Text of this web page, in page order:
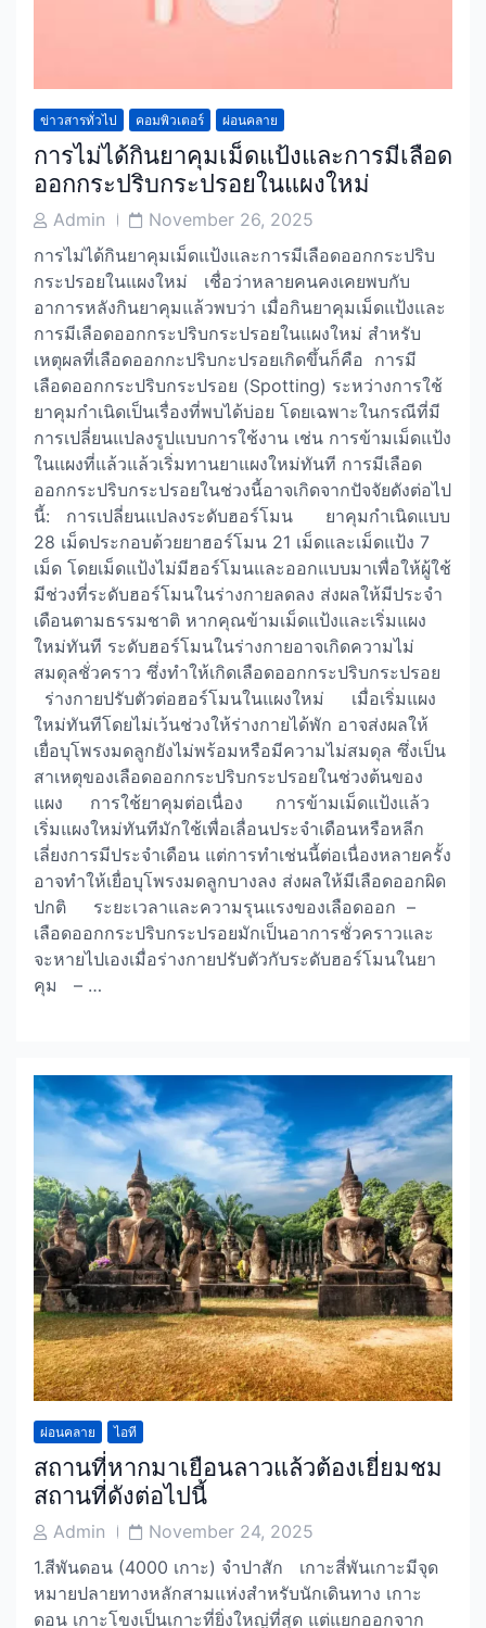
ข่าวสารทั่วไป คอมพิวเตอร์ ผ่อนคลาย
การไม่ได้กินยาคุมเม็ดแป้งและการมีเลือด
ออกกระปริบกระปรอยในแผงใหม่
PostAdmin
PostNovember 26, 2025
การไม่ได้กินยาคุมเม็ดแป้งและการมีเลือดออกกระปริบ
กระปรอยในแผงใหม่ เชื่อว่าหลายคนคงเคยพบกับ
อาการหลังกินยาคุมแล้วพบว่า เมื่อกินยาคุมเม็ดแป้งและ
การมีเลือดออกกระปริบกระปรอยในแผงใหม่ สำหรับ
เหตุผลที่เลือดออกกะปริบกะปรอยเกิดขึ้นก็คือ การมี
เลือดออกกระปริบกระปรอย (Spotting) ระหว่างการใช้
ยาคุมกำเนิดเป็นเรื่องที่พบได้บ่อย โดยเฉพาะในกรณีที่มี
การเปลี่ยนแปลงรูปแบบการใช้งาน เช่น การข้ามเม็ดแป้ง
ในแผงที่แล้วแล้วเริ่มทานยาแผงใหม่ทันที การมีเลือด
ออกกระปริบกระปรอยในช่วงนี้อาจเกิดจากปัจจัยดังต่อไป
นี้: การเปลี่ยนแปลงระดับฮอร์โมน ยาคุมกำเนิดแบบ
28 เม็ดประกอบด้วยยาฮอร์โมน 21 เม็ดและเม็ดแป้ง 7
เม็ด โดยเม็ดแป้งไม่มีฮอร์โมนและออกแบบมาเพื่อให้ผู้ใช้
มีช่วงที่ระดับฮอร์โมนในร่างกายลดลง ส่งผลให้มีประจำ
เดือนตามธรรมชาติ หากคุณข้ามเม็ดแป้งและเริ่มแผง
ใหม่ทันที ระดับฮอร์โมนในร่างกายอาจเกิดความไม่
สมดุลชั่วคราว ซึ่งทำให้เกิดเลือดออกกระปริบกระปรอย
ร่างกายปรับตัวต่อฮอร์โมนในแผงใหม่ เมื่อเริ่มแผง
ใหม่ทันทีโดยไม่เว้นช่วงให้ร่างกายได้พัก อาจส่งผลให้
เยื่อบุโพรงมดลูกยังไม่พร้อมหรือมีความไม่สมดุล ซึ่งเป็น
สาเหตุของเลือดออกกระปริบกระปรอยในช่วงต้นของ
แผง การใช้ยาคุมต่อเนื่อง การข้ามเม็ดแป้งแล้ว
เริ่มแผงใหม่ทันทีมักใช้เพื่อเลื่อนประจำเดือนหรือหลีก
เลี่ยงการมีประจำเดือน แต่การทำเช่นนี้ต่อเนื่องหลายครั้ง
อาจทำให้เยื่อบุโพรงมดลูกบางลง ส่งผลให้มีเลือดออกผิด
ปกติ ระยะเวลาและความรุนแรงของเลือดออก –
เลือดออกกระปริบกระปรอยมักเป็นอาการชั่วคราวและ
จะหายไปเองเมื่อร่างกายปรับตัวกับระดับฮอร์โมนในยา
คุม – …
ผ่อนคลาย ไอที
สถานที่หากมาเยือนลาวแล้วต้องเยี่ยมชม
สถานที่ดังต่อไปนี้
PostAdmin
PostNovember 24, 2025
1.สีพันดอน (4000 เกาะ) จำปาสัก เกาะสี่พันเกาะมีจุด
หมายปลายทางหลักสามแห่งสำหรับนักเดินทาง เกาะ
ดอน เกาะโขงเป็นเกาะที่ยิ่งใหญ่ที่สุด แต่แยกออกจาก